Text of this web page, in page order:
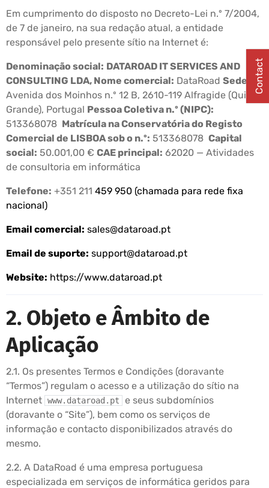
Em cumprimento do disposto no Decreto-Lei n.º 7/2004,
de 7 de janeiro, na sua redação atual, a entidade
responsável pelo presente sítio na Internet é:
Denominação social: DATAROAD IT SERVICES AND
CONSULTING LDA, Nome comercial: DataRoad Sede:
Avenida dos Moinhos n.º 12 B, 2610-119 Alfragide (Quinta
Grande), Portugal Pessoa Coletiva n.º (NIPC):
513368078 Matrícula na Conservatória do Registo
Comercial de LISBOA sob o n.º: 513368078 Capital
social: 50.001,00 € CAE principal: 62020 — Atividades
de consultoria em informática
Telefone: +351 211 459 950 (chamada para rede fixa
nacional)
Email comercial: sales@dataroad.pt
Email de suporte: support@dataroad.pt
Website: https://www.dataroad.pt
2. Objeto e Âmbito de
Aplicação
2.1. Os presentes Termos e Condições (doravante
“Termos”) regulam o acesso e a utilização do sítio na
Internet www.dataroad.pt
e seus subdomínios
(doravante o “Site”), bem como os serviços de
informação e contacto disponibilizados através do
mesmo.
2.2. A DataRoad é uma empresa portuguesa
especializada em serviços de informática geridos para
Contact